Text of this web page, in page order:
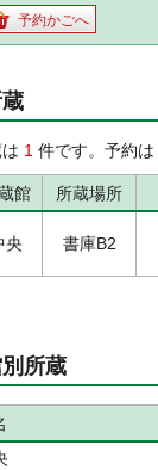
予約かごへ
1 件です。予約は
館 所蔵場所
央 書庫B2
所蔵